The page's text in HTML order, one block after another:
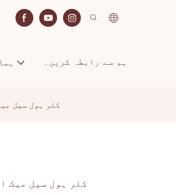
ہم سے رابطہ کریں۔
35 کلر ہول سیل
35 کلر ہول سیل